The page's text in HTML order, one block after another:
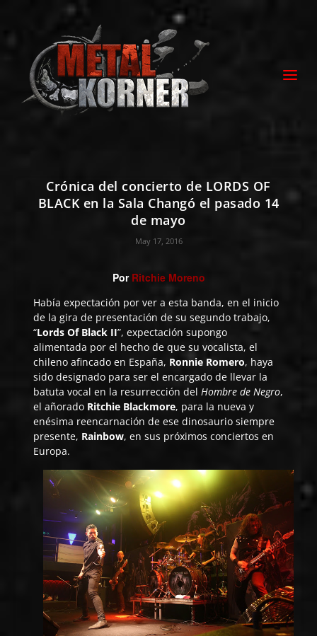
Crónica del concierto de LORDS OF
BLACK en la Sala Changó el pasado 14
de mayo
May 17, 2016
Por Ritchie Moreno
Había expectación por ver a esta banda, en el inicio
de la gira de presentación de su segundo trabajo,
“Lords Of Black II”, expectación supongo
alimentada por el hecho de que su vocalista, el
chileno afincado en España, Ronnie Romero, haya
sido designado para ser el encargado de llevar la
batuta vocal en la resurrección delHombre de Negro,
el añorado Ritchie Blackmore, para la nueva y
enésima reencarnación de ese dinosaurio siempre
presente, Rainbow, en sus próximos conciertos en
Europa.